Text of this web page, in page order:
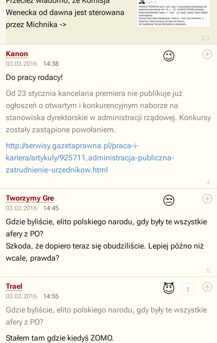
3.1
Wenecka od dawna jest sterowana
przez Michnika ->
03.03.2016 14:38
😉
4
Kanon
Do pracy rodacy!
Od 23 stycznia kancelaria premiera nie publikuje już
ogłoszeń o otwartym i konkurencyjnym naborze na
stanowiska dyrektorskie w administracji rządowej. Konkursy
zostały zastąpione powołaniem.
http://serwisy.gazetaprawna.pl/praca-i-
kariera/artykuly/925711,administracja-publiczna-
zatrudnienie-urzednikow.html
03.03.2016 14:45
😒
5
Tworzymy Gre
Gdzie byliście, elito polskiego narodu, gdy były te wszystkie
afery z PO?
Szkoda, że dopiero teraz się obudziliście. Lepiej późno niż
wcale, prawda?
03.03.2016 14:55
😈 1
Trael
Gdzie byliście, elito polskiego narodu, gdy były te wszystkie
afery z PO?
Stałem tam gdzie kiedyś ZOMO.